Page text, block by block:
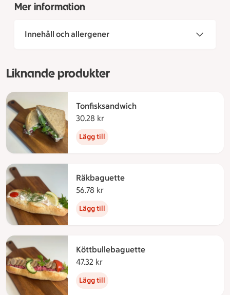
Mer information
Innehåll och allergener
Liknande produkter
Tonfisksandwich
30.28 kr
Lägg till
Räkbaguette
56.78 kr
Lägg till
Köttbullebaguette
47.32 kr
Lägg till